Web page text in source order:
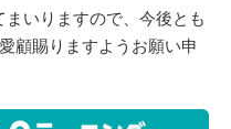
いりますので、今後とも
顧賜りますようお願い申